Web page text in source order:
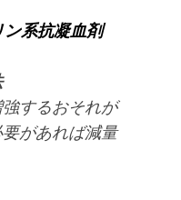
ン系抗凝血剤
するおそれが
があれば減量